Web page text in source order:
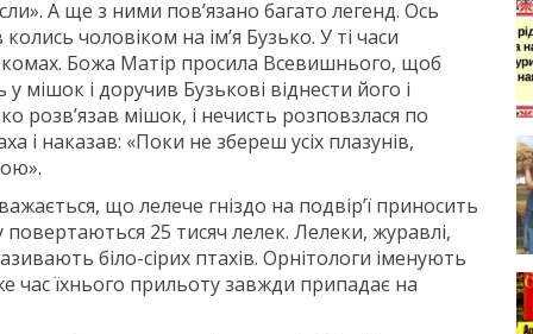
А ще з ними пов’язано багато легенд. Ось
чоловіком на ім’я Бузько. У ті часи
Божа Матір просила Всевишнього, щоб
мішок і доручив Бузькові віднести його і
розв’язав мішок, і нечисть розповзлася по
і наказав: «Поки не збереш усіх плазунів,
що лелече гніздо на подвір’ї приносить
25 тисяч лелек. Лелеки, журавлі,
біло-сірих птахів. Орнітологи іменують
час їхнього прильоту завжди припадає на